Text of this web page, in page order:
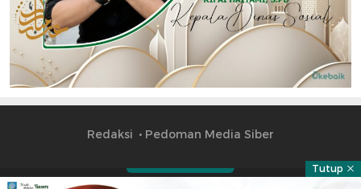
Redaksi Pedoman Media Siber
Tutup